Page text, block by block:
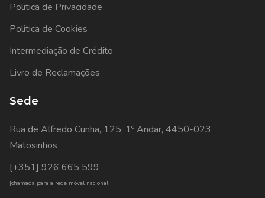
Politica de Privacidade
Politica de Cookies
Intermediação de Crédito
Livro de Reclamações
Sede
Rua de Alfredo Cunha, 125, 1º Andar, 4450-023
Matosinhos
[+351] 926 665 599
[chamada para a rede móvel nacional]